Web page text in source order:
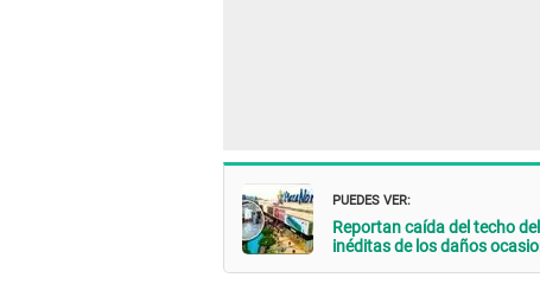
PUEDES VER:
Reportan caída del techo
inéditas de los daños